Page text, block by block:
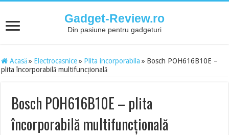
Gadget-Review.ro
Din pasiune pentru gadgeturi
Acasă » Electrocasnice » Plita incorporabila » Bosch POH616B10E –
plita încorporabilă multifuncțională
Bosch POH616B10E – plita
încorporabilă multifuncțională